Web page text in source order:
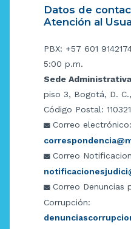
Datos de
Atención al
PBX: +57 601
5:00 p.m.
Sede
piso 3, Bogotá, D.
Código Postal: 110321
Correo electrónico:
Correo
Correo Denuncias
Corrupción: